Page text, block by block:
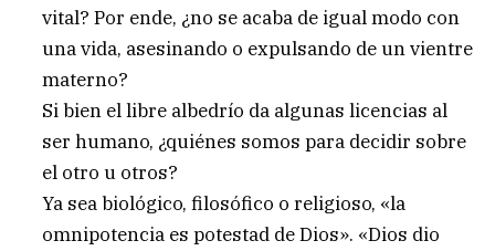
vital? Por ende, ¿no se acaba de igual modo con
una vida, asesinando o expulsando de un vientre
materno?
Si bien el libre albedrío da algunas licencias al
ser humano, ¿quiénes somos para decidir sobre
el otro u otros?
Ya sea biológico, filosófico o religioso, «la
omnipotencia es potestad de Dios». «Dios dio